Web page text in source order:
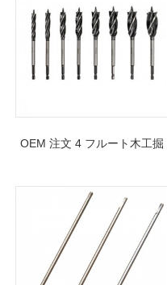
OEM 注文 4 フルート木工掘
材オーガー ドリル ビット